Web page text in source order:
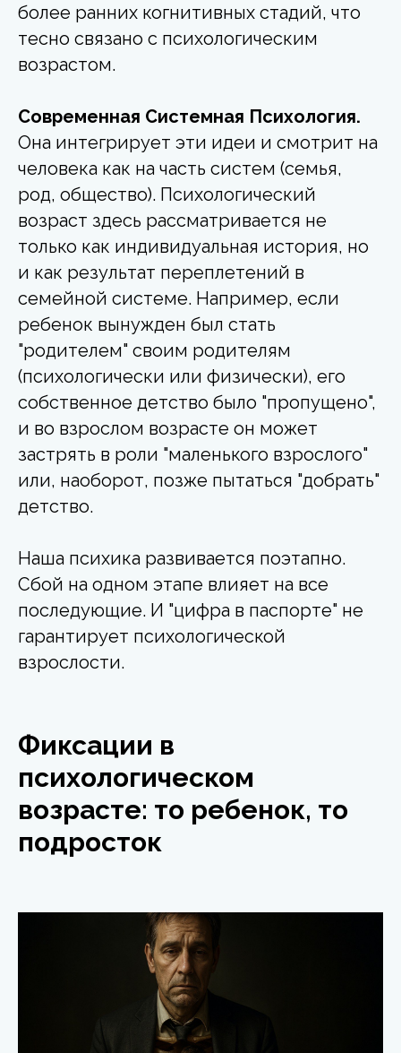
более ранних когнитивных стадий, что
тесно связано с психологическим
возрастом.
Современная Системная Психология.
Она интегрирует эти идеи и смотрит на
человека как на часть систем (семья,
род, общество). Психологический
возраст здесь рассматривается не
только как индивидуальная история, но
и как результат переплетений в
семейной системе. Например, если
ребенок вынужден был стать
"родителем" своим родителям
(психологически или физически), его
собственное детство было "пропущено",
и во взрослом возрасте он может
застрять в роли "маленького взрослого"
или, наоборот, позже пытаться "добрать"
детство.
Наша психика развивается поэтапно.
Сбой на одном этапе влияет на все
последующие. И "цифра в паспорте" не
гарантирует психологической
взрослости.
Фиксации в
психологическом
возрасте: то ребенок, то
подросток